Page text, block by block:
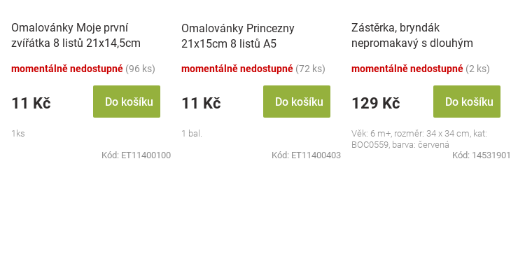
Omalovánky Moje první
zvířátka 8 listů 21x14,5cm
momentálně nedostupné (96 ks)
11 Kč Do košíku
1ks
Kód: ET11400100
Omalovánky Princezny
21x15cm 8 listů A5
momentálně nedostupné (72 ks)
11 Kč Do košíku
1 bal.
Kód: ET11400403
Zástěrka, bryndák
nepromakavý s dlouhým
momentálně nedostupné (2 ks)
129 Kč Do košíku
Věk: 6 m+, rozměr: 34 x 34 cm, kat:
BOC0559, barva: červená
Kód: 14531901